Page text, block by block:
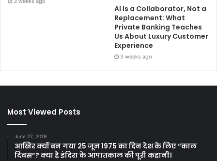
AI Is a Collaborator, Not a
Replacement: What
Private Banking Teaches
Us About Luxury Customer
Experience
3 weeks ago
Most Viewed Posts
June 27, 2019
आखिर क्यों बन गया 25 जून 1975 का दिन देश के लिए “काल
दिवस”? क्या है इंदिरा के आपातकाल की पूरी कहानी।